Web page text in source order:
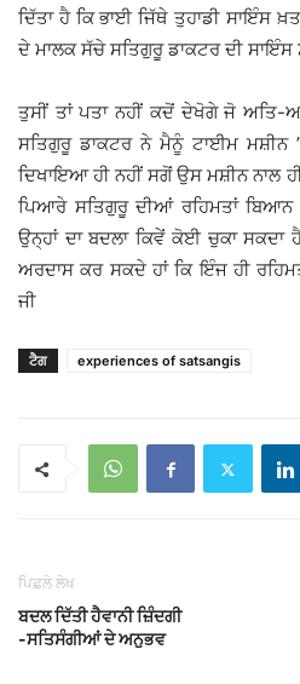
ਦਿੱਤਾ ਹੈ ਕਿ ਭਾਈ ਜਿੱਥੇ ਤੁਹਾਡੀ ਸਾਇੰਸ
ਦੇ ਮਾਲਕ ਸੱਚੇ ਸਤਿਗੁਰੂ ਡਾਕਟਰ ਦੀ ਸਾਇੰਸ
ਤੁਸੀਂ ਤਾਂ ਪਤਾ ਨਹੀਂ ਕਦੋਂ ਦੇਖੋਗੇ ਜੋ
ਸਤਿਗੁਰੂ ਡਾਕਟਰ ਨੇ ਮੈਨੂੰ ਟਾਈਮ ਮਸ਼ੀਨ
ਦਿਖਾਇਆ ਹੀ ਨਹੀਂ ਸਗੋਂ ਉਸ ਮਸ਼ੀਨ ਨਾਲ
ਪਿਆਰੇ ਸਤਿਗੁਰੂ ਦੀਆਂ ਰਹਿਮਤਾਂ ਬਿਆਨ
ਉਨ੍ਹਾਂ ਦਾ ਬਦਲਾ ਕਿਵੇਂ ਕੋਈ ਚੁਕਾ ਸਕਦਾ
ਅਰਦਾਸ ਕਰ ਸਕਦੇ ਹਾਂ ਕਿ ਇੰਜ ਹੀ
ਜੀ
ਟੈਗ experiences of satsangis
ਪਿਛਲੇ ਲੇਖ
ਬਦਲ ਦਿੱਤੀ ਹੈਵਾਨੀ ਜ਼ਿੰਦਗੀ
-ਸਤਿਸੰਗੀਆਂ ਦੇ ਅਨੁਭਵ